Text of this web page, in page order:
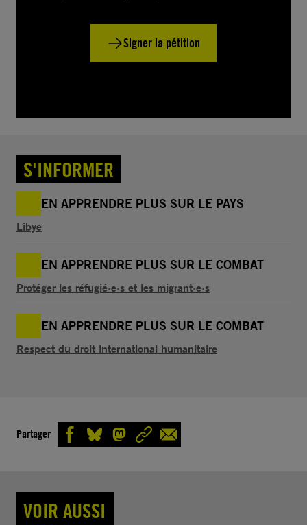
Signer la pétition
S'INFORMER
EN APPRENDRE PLUS SUR LE PAYS
Libye
EN APPRENDRE PLUS SUR LE COMBAT
Protéger les réfugié·e·s et les migrant·e·s
EN APPRENDRE PLUS SUR LE COMBAT
Respect du droit international humanitaire
Partager
VOIR AUSSI